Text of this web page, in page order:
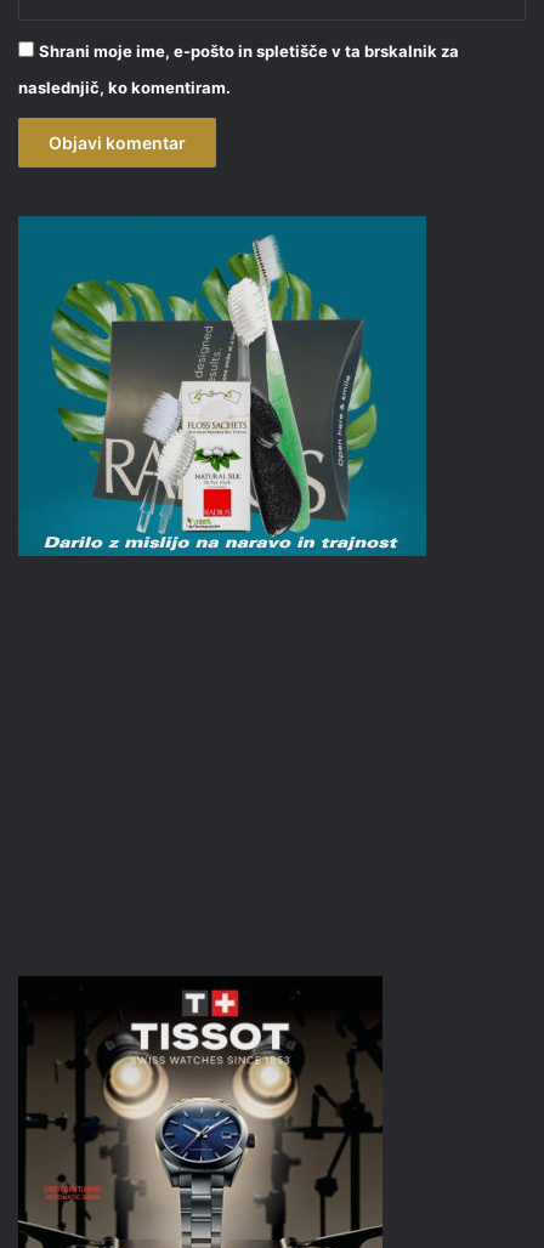
Shrani moje ime, e-pošto in spletišče v ta brskalnik za
naslednjič, ko komentiram.